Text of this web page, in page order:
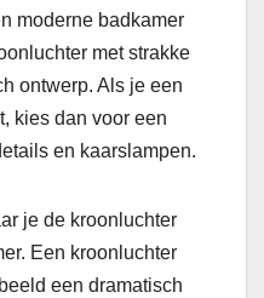
moderne badkamer
met strakke
ontwerp. Als je een
kies dan voor een
en kaarslampen.
je de kroonluchter
Een kroonluchter
een dramatisch